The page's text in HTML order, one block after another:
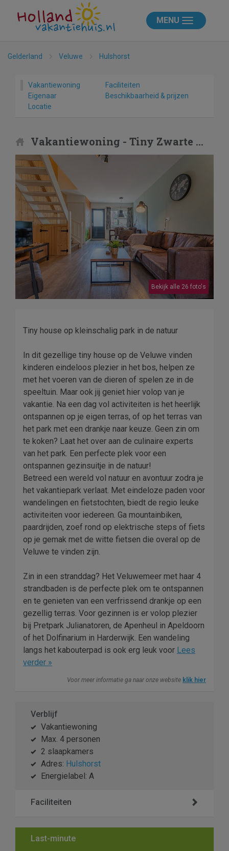
MENU
Gelderland Veluwe Hulshorst
Vakantiewoning
Faciliteiten
Eigenaar
Beschikbaarheid & prijzen
Locatie
Vakantiewoning - Tiny Zwarte Mees
Bekijk alle 26 foto's
Tiny house op kleinschalig park in de natuur
In dit gezellige tiny house op de Veluwe vinden
kinderen eindeloos plezier in het bos, helpen ze
met het voeren van de dieren of spelen ze in de
speeltuin. Maar ook jij geniet hier volop van je
vakantie. Na een dag vol activiteiten is het heerlijk
ontspannen op je eigen terras, of op het terras van
het park met een drankje naar keuze. Geen zin om
te koken? Laat het over aan de culinaire experts
van het park. Een perfecte plek voor een
ontspannen gezinsuitje in de natuur!
Betreed een wereld vol natuur en avontuur zodra je
het vakantiepark verlaat. Met eindeloze paden voor
wandelingen en fietstochten, biedt de regio leuke
activiteiten voor iedereen. Ga mountainbiken,
paardrijden, zoef rond op elektrische steps of fiets
op je gemak met de witte fietsen die overal op de
Veluwe te vinden zijn.
Zin in een stranddag? Het Veluwemeer met haar 4
strandbaden is de perfecte plek om te ontspannen
en te genieten van een verfrissend drankje op een
gezellig terras. Voor gezinnen is er volop plezier
bij Pretpark Julianatoren, de Apenheul in Apeldoorn
of het Dolfinarium in Harderwijk. Een wandeling
langs het kabouterpad is ook erg leuk voor Lees
verder »
Voor meer informatie ga naar onze website klik hier
Verblijf
Vakantiewoning
Max. 4 personen
2 slaapkamers
Adres: Hulshorst
Energielabel: A
Faciliteiten
Last-minute